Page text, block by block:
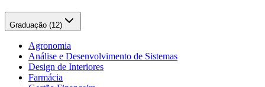
Graduação (12)
Agronomia
Análise e Desenvolvimento de Sistemas
Design de Interiores
Farmácia